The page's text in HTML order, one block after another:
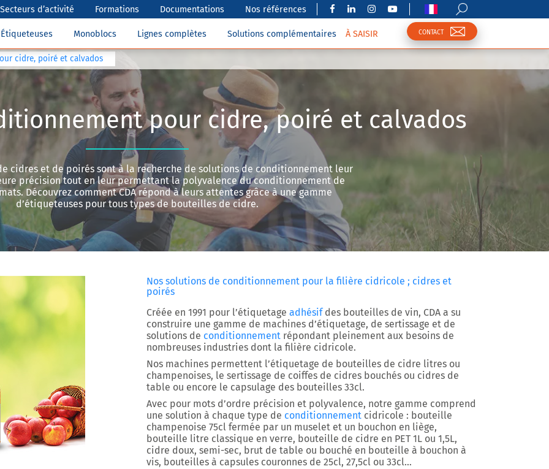
Secteurs d’activité Formations Documentations Nos références
Étiqueteuses Monoblocs Lignes complètes Solutions complémentaires À SAISIR CONTACT
cidre, poiré et calvados
pour cidre, poiré et calvados
cidres et de poirés sont à la recherche de solutions de conditionnement leur
précision tout en leur permettant la polyvalence du conditionnement de
Découvrez comment CDA répond à leurs attentes grâce à une gamme
d’étiqueteuses pour tous types de bouteilles de cidre.
Nos solutions de conditionnement pour la filière cidricole ; cidres et
poirés
Créée en 1991 pour l’étiquetage adhésifdes bouteilles de vin, CDA a su
construire une gamme de machines d’étiquetage, de sertissage et de
solutions de conditionnement répondant pleinement aux besoins de
nombreuses industries dont la filière cidricole.
Nos machines permettent l’étiquetage de bouteilles de cidre litres ou
champenoises, le sertissage de coiffes de cidres bouchés ou cidres de
table ou encore le capsulage des bouteilles 33cl.
Avec pour mots d’ordre précision et polyvalence, notre gamme comprend
une solution à chaque type de conditionnement cidricole : bouteille
champenoise 75cl fermée par un muselet et un bouchon en liège,
bouteille litre classique en verre, bouteille de cidre en PET 1L ou 1,5L,
cidre doux, semi-sec, brut de table ou bouché en bouteille à bouchon à
vis, bouteilles à capsules couronnes de 25cl, 27,5cl ou 33cl…